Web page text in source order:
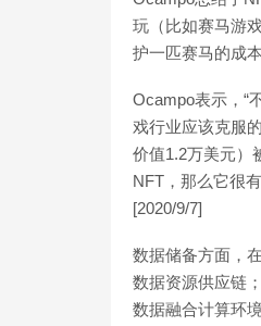
玩（比如赛马游
护一匹赛马的成
Ocampo表示，“
戏行业应该克服
价值1.2万美元）
NFT，那么它很
[2020/9/7]
数据储备方面，
数据资源供应链
数据融合计算环